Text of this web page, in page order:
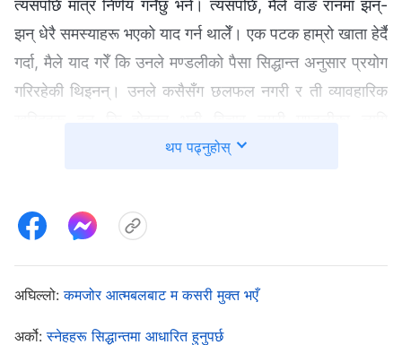
त्यसपछि मात्र निर्णय गर्नेछु भनेँ। त्यसपछि, मैले वाङ रानमा झन्-
झन् धेरै समस्याहरू भएको याद गर्न थालेँ। एक पटक हाम्रो खाता हेर्दै
गर्दा, मैले याद गरेँ कि उनले मण्डलीको पैसा सिद्धान्त अनुसार प्रयोग
गरिरहेकी थिइनन्। उनले कसैसँग छलफल नगरी र ती व्यावहारिक
सामानहरू किनेकी थिइन्। उनले किनेका सामानहरू अन्ततः
मलाई निकै दोषी महसुस भयो र मनमनै सोचेँ, “मैले यस पटक
मण्डलीको हितको रक्षा गर्नै पर्छ। मैले उनका समस्याहरू औँल्याएर
उनीसँग लामो र राम्रो छलफल गर्नुपर्छ।” तर जब मैले अन्ततः उनका
थप पढ्नुहोस्
अघिल्लो:कमजोर आत्मबलबाट म कसरी मुक्त भएँ
अर्को:स्नेहहरू सिद्धान्तमा आधारित हुनुपर्छ